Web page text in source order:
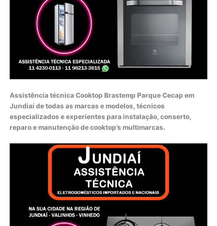
Assistência técnica Cooktop Brastemp Parque Cecap em
Jundiaí de todas as marcas e modelos, técnicos
especializados e experientes para instalação, conserto,
reparo e manutenção de cooktop’s multimarcas.